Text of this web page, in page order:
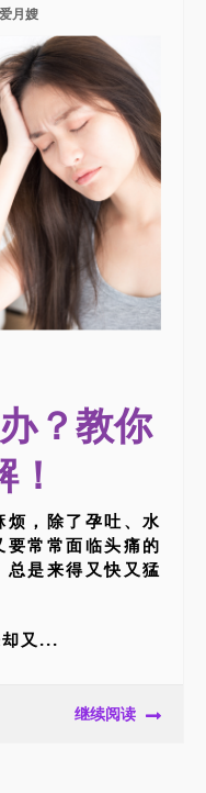
月嫂
？教你
烦，除了孕吐、水
要常常面临头痛的
总是来得又快又猛
又...
继续阅读